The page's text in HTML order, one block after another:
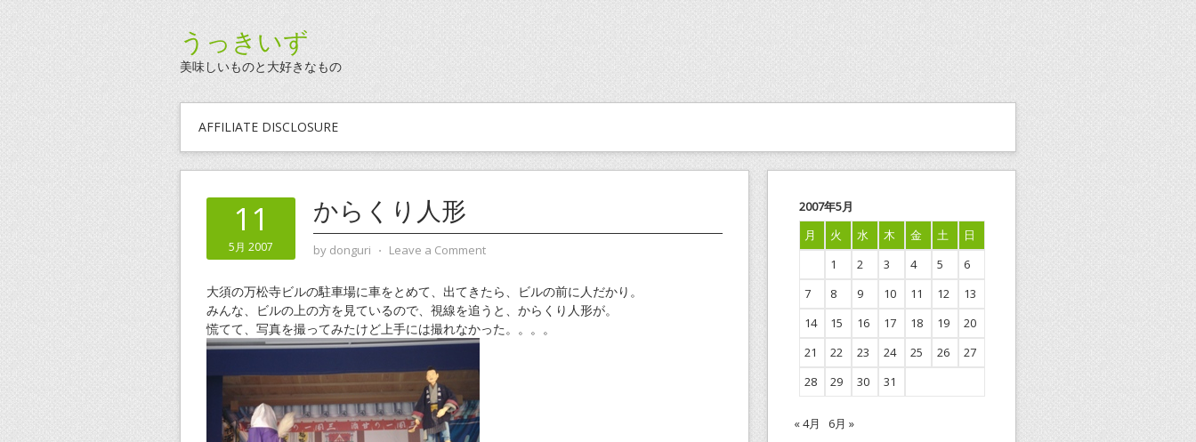
うっきいず
美味しいものと大好きなもの
AFFILIATE DISCLOSURE
11
5月 2007
からくり人形
by donguri ⋅ Leave a Comment
大須の万松寺ビルの駐車場に車をとめて、出てきたら、ビルの前に人だかり。
みんな、ビルの上の方を見ているので、視線を追うと、からくり人形が。
慌てて、写真を撮ってみたけど上手には撮れなかった。。。。
2007年5月
月
火 水 木 金 土
日
1
2 3 4 5
6
7
8 9 10 11 12
13
14
15 16 17 18 19
20
21
22 23 24 25 26
27
28
29 30 31
« 4月 6月 »